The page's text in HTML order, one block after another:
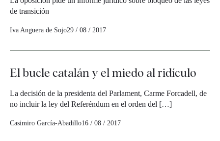
de transición
Iva Anguera de Sojo29 / 08 / 2017
El bucle catalán y el miedo al ridículo
La decisión de la presidenta del Parlament, Carme Forcadell, de
no incluir la ley del Referéndum en el orden del […]
Casimiro García-Abadillo16 / 08 / 2017